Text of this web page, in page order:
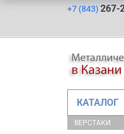
+7 (843) 267-
КАТАЛОГ
ВЕРСТАКИ